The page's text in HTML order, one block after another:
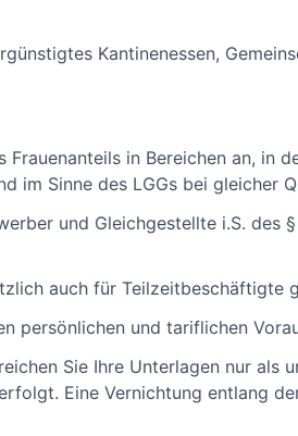
Kantinenessen,
Frauenanteils in Bereichen an, in
im Sinne des LGGs bei gleicher
und Gleichgestellte i.S. des
auch für Teilzeitbeschäftigte
persönlichen und tariflichen
Sie Ihre Unterlagen nur als
Eine Vernichtung entlang